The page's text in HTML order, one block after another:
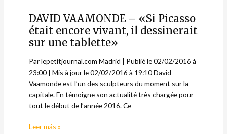
DAVID VAAMONDE – «Si Picasso
était encore vivant, il dessinerait
sur une tablette»
Par lepetitjournal.com Madrid | Publié le 02/02/2016 à
23:00 | Mis à jour le 02/02/2016 à 19:10 David
Vaamonde est l’un des sculpteurs du moment sur la
capitale. En témoigne son actualité très chargée pour
tout le début de l’année 2016. Ce
–
«Si
Picasso
encore
vivant,
il
dessinerait
sur
tablette»
Leer más »